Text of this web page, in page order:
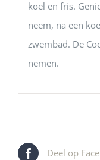
koel en fris.
neem, na een
zwembad. De
nemen.
Deel op